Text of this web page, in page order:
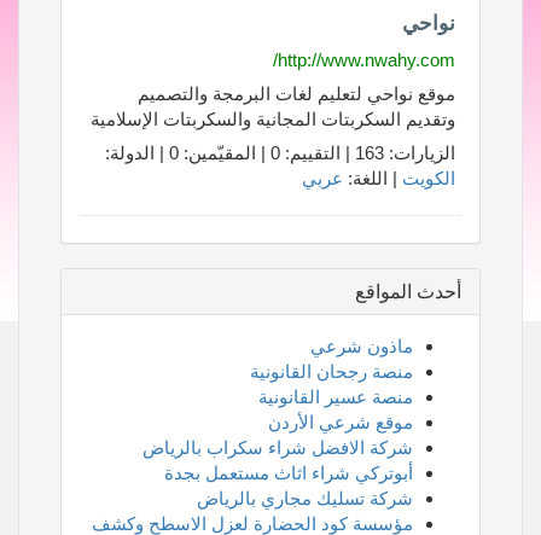
نواحي
http://www.nwahy.com/
موقع نواحي لتعليم لغات البرمجة والتصميم
وتقديم السكربتات المجانية والسكربتات الإسلامية
الزيارات: 163 | التقييم: 0 | المقيّمين: 0 | الدولة:
الكويت | اللغة: عربي
أحدث المواقع
ماذون شرعي
منصة رجحان القانونية
منصة عسير القانونية
موقع شرعي الأردن
شركة الافضل شراء سكراب بالرياض
أبوتركي شراء اثاث مستعمل بجدة
شركة تسليك مجاري بالرياض
مؤسسة كود الحضارة لعزل الاسطح وكشف